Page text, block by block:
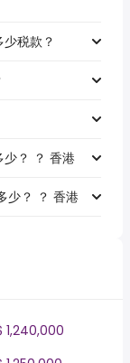
税款？
少？ ？ 香港
少？ ？ 香港
1,240,000